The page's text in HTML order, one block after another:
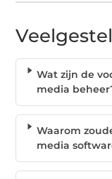
Wat zijn de
media
Waarom
media